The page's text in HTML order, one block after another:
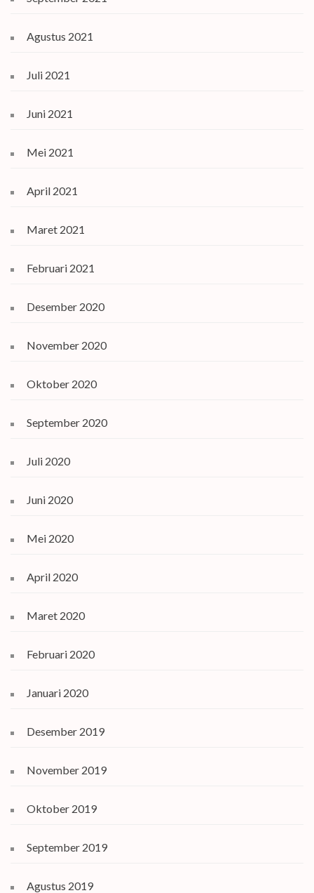
Agustus 2021
Juli 2021
Juni 2021
Mei 2021
April 2021
Maret 2021
Februari 2021
Desember 2020
November 2020
Oktober 2020
September 2020
Juli 2020
Juni 2020
Mei 2020
April 2020
Maret 2020
Februari 2020
Januari 2020
Desember 2019
November 2019
Oktober 2019
September 2019
Agustus 2019